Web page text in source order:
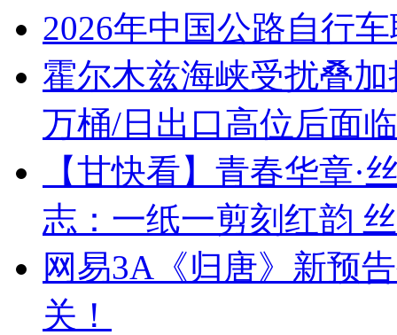
2026年中国公路自行
霍尔木兹海峡受扰叠
万桶/日出口高位后面
【甘快看】青春华章·
志：一纸一剪刻红韵
网易3A《归唐》新预
关！